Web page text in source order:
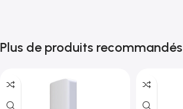
Plus de produits recommandés